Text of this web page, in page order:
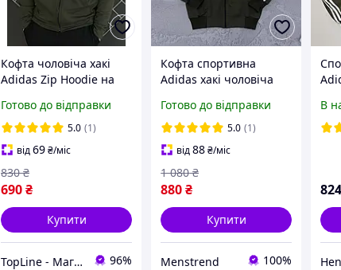
Кофта чоловіча хакі
Adidas Zip Hoodie на
худі на блискавці
Адідас із капюшоном
легка
Готово до відправки
5.0 (1)
від69₴/міс
690₴
830 ₴
Купити
TopLine - Магазин крутих товарів 96%
Кофта спортивна
Adidas хакі чоловіча
весна-літо-осінь,
Спортивка олімпійка
Адідас
Готово до відправки
5.0 (1)
від88₴/міс
880₴
1 080 ₴
Купити
Menstrend 100%
В
824